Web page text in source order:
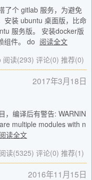
了个 gitlab 服务，为避免
安装 ubuntu 桌面版，比命
服务版。 安装docker版
组件。 do 阅读全文
阅读(293) 评论(0) 推荐(0)
2017年3月18日
，编译后有警告: WARNIN
multiple modules with n
阅读全文
阅读(5325) 评论(0) 推荐(1)
2016年11月15日